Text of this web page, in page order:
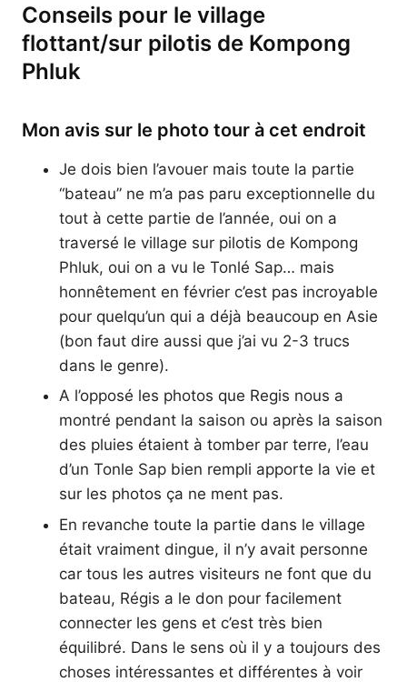
Conseils pour le village
flottant/sur pilotis de Kompong
Phluk
Mon avis sur le photo tour à cet endroit
Je dois bien l’avouer mais toute la partie
“bateau” ne m’a pas paru exceptionnelle du
tout à cette partie de l’année, oui on a
traversé le village sur pilotis de Kompong
Phluk, oui on a vu le Tonlé Sap… mais
honnêtement en février c’est pas incroyable
pour quelqu’un qui a déjà beaucoup en Asie
(bon faut dire aussi que j’ai vu 2-3 trucs
dans le genre).
A l’opposé les photos que Regis nous a
montré pendant la saison ou après la saison
des pluies étaient à tomber par terre, l’eau
d’un Tonle Sap bien rempli apporte la vie et
sur les photos ça ne ment pas.
En revanche toute la partie dans le village
était vraiment dingue, il n’y avait personne
car tous les autres visiteurs ne font que du
bateau, Régis a le don pour facilement
connecter les gens et c’est très bien
équilibré. Dans le sens où il y a toujours des
choses intéressantes et différentes à voir